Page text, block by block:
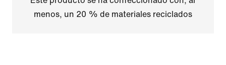
menos, un 20 % de materiales reciclados